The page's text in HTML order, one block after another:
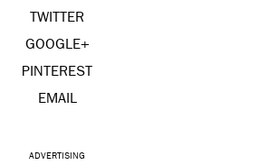
TWITTER
GOOGLE+
PINTEREST
EMAIL
ADVERTISING